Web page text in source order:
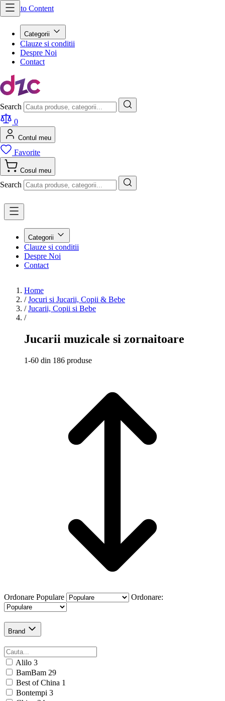
Skip to Content
Categorii
Clauze si conditii
Despre Noi
Contact
Search
0
Contul meu
Favorite
Cosul meu
Search
Categorii
Clauze si conditii
Despre Noi
Contact
Home
/ Jocuri si Jucarii, Copii & Bebe
/ Jucarii, Copii si Bebe
/
Jucarii muzicale si zornaitoare
1-60 din 186 produse
Ordonare Populare Ordonare:
Brand
Alilo 3
BamBam 29
Best of China 1
Bontempi 3